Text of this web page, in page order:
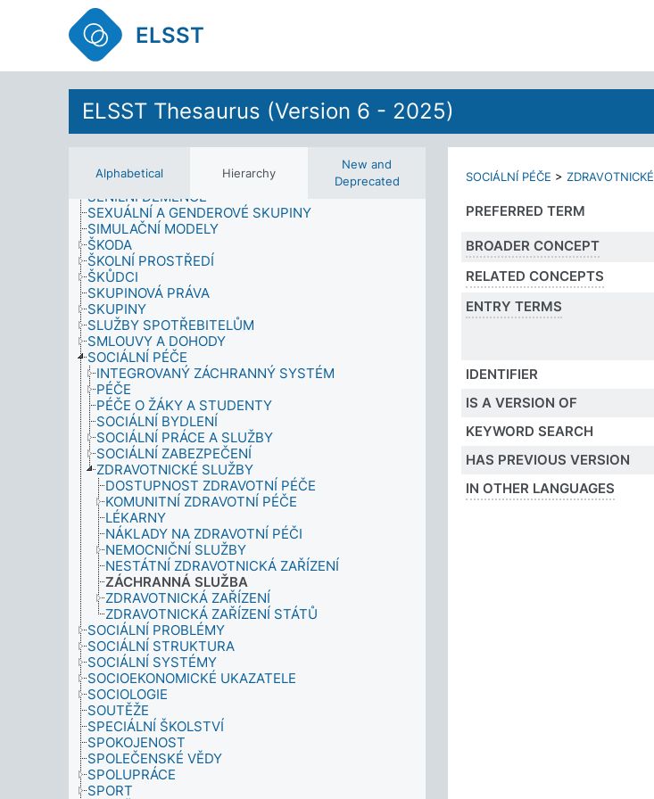
ELSST
ELSST Thesaurus (Version 6 - 2025)
Alphabetical Hierarchy
New and
Deprecated
PSYCHOLOGIE
RIZIKA, NEHODY A KATASTROFY
RODINNÉ POVINNOSTI
RODINNÉ PROSTŘEDÍ
RODINNÝ STAV
ROLE
ROZHOVORY (SBĚR DAT)
ROZPOČTY
ROZVOJ KOMUNITY
SCHOPNOST
SENILNÍ DEMENCE
SEXUÁLNÍ A GENDEROVÉ SKUPINY
SIMULAČNÍ MODELY
ŠKODA
ŠKOLNÍ PROSTŘEDÍ
ŠKŮDCI
SKUPINOVÁ PRÁVA
SKUPINY
SLUŽBY SPOTŘEBITELŮM
SMLOUVY A DOHODY
SOCIÁLNÍ PÉČE
INTEGROVANÝ ZÁCHRANNÝ SYSTÉM
PÉČE
PÉČE O ŽÁKY A STUDENTY
SOCIÁLNÍ BYDLENÍ
SOCIÁLNÍ PRÁCE A SLUŽBY
SOCIÁLNÍ ZABEZPEČENÍ
ZDRAVOTNICKÉ SLUŽBY
DOSTUPNOST ZDRAVOTNÍ PÉČE
KOMUNITNÍ ZDRAVOTNÍ PÉČE
LÉKARNY
NÁKLADY NA ZDRAVOTNÍ PÉČI
NEMOCNIČNÍ SLUŽBY
NESTÁTNÍ ZDRAVOTNICKÁ ZAŘÍZENÍ
ZÁCHRANNÁ SLUŽBA
ZDRAVOTNICKÁ ZAŘÍZENÍ
ZDRAVOTNICKÁ ZAŘÍZENÍ STÁTŮ
SOCIÁLNÍ PROBLÉMY
SOCIÁLNÍ STRUKTURA
SOCIÁLNÍ SYSTÉMY
SOCIOEKONOMICKÉ UKAZATELE
SOCIOLOGIE
SOUTĚŽE
SPECIÁLNÍ ŠKOLSTVÍ
SPOKOJENOST
SPOLEČENSKÉ VĚDY
SPOLUPRÁCE
SPORT
SOCIÁLNÍ PÉČE >
PREFERRED TERM
BROADER CONCEPT
RELATED CONCEPTS
ENTRY TERMS
IDENTIFIER
IS A VERSION OF
KEYWORD SEARCH
HAS PREVIOUS VERSION
IN OTHER LANGUAGES